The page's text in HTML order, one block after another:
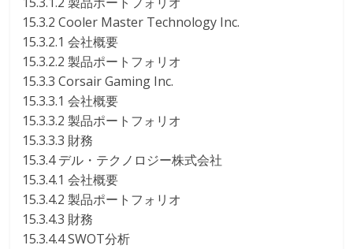
15.3.2 Cooler Master Technology Inc.
15.3.2.1 会社概要
15.3.2.2 製品ポートフォリオ
15.3.3 Corsair Gaming Inc.
15.3.3.1 会社概要
15.3.3.2 製品ポートフォリオ
15.3.3.3 財務
15.3.4 デル・テクノロジー株式会社
15.3.4.1 会社概要
15.3.4.2 製品ポートフォリオ
15.3.4.3 財務
15.3.4.4 SWOT分析